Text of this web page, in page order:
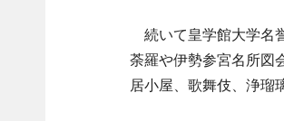
続いて皇学館大学名
荼羅や伊勢参宮名所図
居小屋、歌舞伎、浄瑠